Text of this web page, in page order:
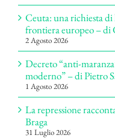
Ceuta: una richiesta
frontiera europeo – di
2 Agosto 2026
Decreto “anti-
moderno” – di Pietro
1 Agosto 2026
La repressione
Braga
31 Luglio 2026